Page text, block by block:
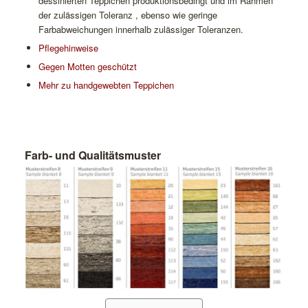
der zulässigen Toleranz , ebenso wie geringe
Farbabweichungen innerhalb zulässiger Toleranzen.
Pflegehinweise
Gegen Motten geschützt
Mehr zu handgewebten Teppichen
Farb- und Qualitätsmuster